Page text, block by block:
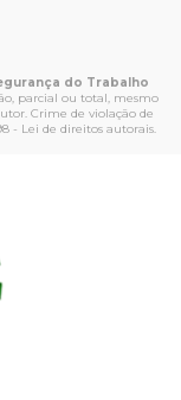
do Trabalho
parcial ou total, mesmo
Crime de violação de
- Lei de direitos autorais.